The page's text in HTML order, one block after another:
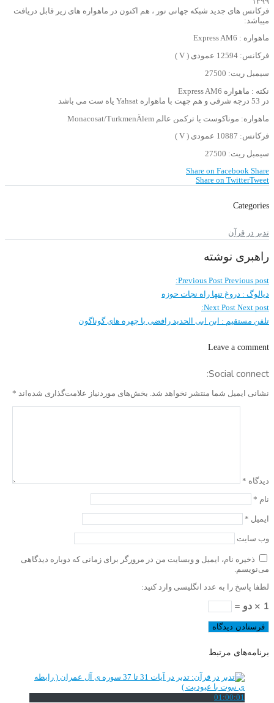
فرکانس های جدید شبکه جهانی نور ، هم اکنون در ماهواره های زیر قابل دریافت
میباشد:
ماهواره : Express AM6
فرکانس: 12594 عمودی ( V )
سیمبل ریت: 27500
نکته : ماهواره Express AM6
در 53 درجه شرقی و هم جهت با ماهواره Yahsat یاه ست می باشد
ماهواره: موناکوست یا ترکمن عالم Monacosat/TurkmenÄlem
فرکانس: 10887 عمودی ( V )
سیمبل ریت: 27500
Share on Facebook Share
Share on TwitterTweet
Categories
تدبر در قرآن
راهبری نوشته
Previous Post Previous post:
دیالوگ : دروغ تنها راه نجات حوزه
Next Post Next post:
تلفن مستقیم : ابن ابی الحدید رافضی با چهره های گوناگون
Leave a comment
Social connect:
نشانی ایمیل شما منتشر نخواهد شد. بخش‌های موردنیاز علامت‌گذاری شده‌اند *
دیدگاه *
نام *
ایمیل *
وب‌ سایت
ذخیره نام، ایمیل و وبسایت من در مرورگر برای زمانی که دوباره دیدگاهی
می‌نویسم.
لطفا پاسخ را به عدد انگلیسی وارد کنید:
1 × دو =
برنامه‌های مرتبط
01:00:01